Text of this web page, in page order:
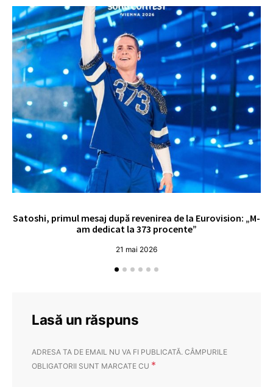
Satoshi, primul mesaj după revenirea de la Eurovision: „M-
am dedicat la 373 procente”
21 mai 2026
Lasă un răspuns
ADRESA TA DE EMAIL NU VA FI PUBLICATĂ. CÂMPURILE
OBLIGATORII SUNT MARCATE CU *